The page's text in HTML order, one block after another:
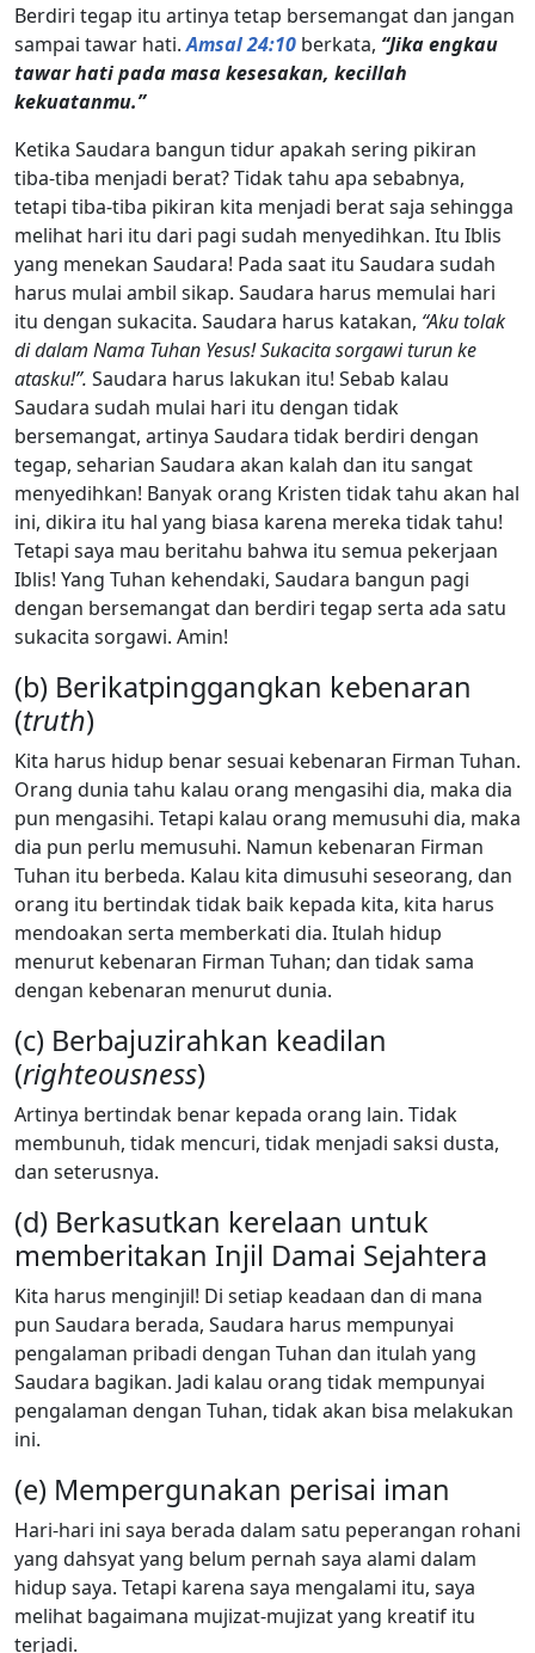
Berdiri tegap itu artinya tetap bersemangat dan jangan
sampai tawar hati.Amsal 24:10 berkata, “Jika engkau
tawar hati pada masa kesesakan, kecillah
kekuatanmu.”
Ketika Saudara bangun tidur apakah sering pikiran
tiba-tiba menjadi berat? Tidak tahu apa sebabnya,
tetapi tiba-tiba pikiran kita menjadi berat saja sehingga
melihat hari itu dari pagi sudah menyedihkan. Itu Iblis
yang menekan Saudara! Pada saat itu Saudara sudah
harus mulai ambil sikap. Saudara harus memulai hari
itu dengan sukacita. Saudara harus katakan, “Aku tolak
di dalam Nama Tuhan Yesus! Sukacita sorgawi turun ke
atasku!”. Saudara harus lakukan itu! Sebab kalau
Saudara sudah mulai hari itu dengan tidak
bersemangat, artinya Saudara tidak berdiri dengan
tegap, seharian Saudara akan kalah dan itu sangat
menyedihkan! Banyak orang Kristen tidak tahu akan hal
ini, dikira itu hal yang biasa karena mereka tidak tahu!
Tetapi saya mau beritahu bahwa itu semua pekerjaan
Iblis! Yang Tuhan kehendaki, Saudara bangun pagi
dengan bersemangat dan berdiri tegap serta ada satu
sukacita sorgawi. Amin!
(b) Berikatpinggangkan kebenaran
(truth)
Kita harus hidup benar sesuai kebenaran Firman Tuhan.
Orang dunia tahu kalau orang mengasihi dia, maka dia
pun mengasihi. Tetapi kalau orang memusuhi dia, maka
dia pun perlu memusuhi. Namun kebenaran Firman
Tuhan itu berbeda. Kalau kita dimusuhi seseorang, dan
orang itu bertindak tidak baik kepada kita, kita harus
mendoakan serta memberkati dia. Itulah hidup
menurut kebenaran Firman Tuhan; dan tidak sama
dengan kebenaran menurut dunia.
(c) Berbajuzirahkan keadilan
(righteousness)
Artinya bertindak benar kepada orang lain. Tidak
membunuh, tidak mencuri, tidak menjadi saksi dusta,
dan seterusnya.
(d) Berkasutkan kerelaan untuk
memberitakan Injil Damai Sejahtera
Kita harus menginjil! Di setiap keadaan dan di mana
pun Saudara berada, Saudara harus mempunyai
pengalaman pribadi dengan Tuhan dan itulah yang
Saudara bagikan. Jadi kalau orang tidak mempunyai
pengalaman dengan Tuhan, tidak akan bisa melakukan
ini.
(e) Mempergunakan perisai iman
Hari-hari ini saya berada dalam satu peperangan rohani
yang dahsyat yang belum pernah saya alami dalam
hidup saya. Tetapi karena saya mengalami itu, saya
melihat bagaimana mujizat-mujizat yang kreatif itu
terjadi.